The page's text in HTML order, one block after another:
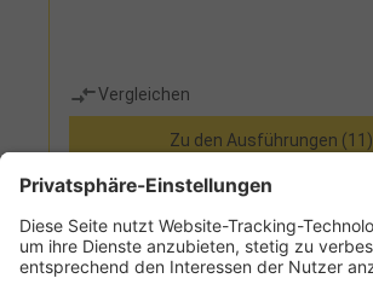
Vergleichen
Zu den Ausführungen (11)